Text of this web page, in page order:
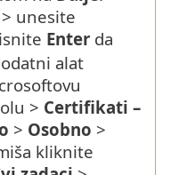
> unesite
Enter da
alat
> Certifikati –
> Osobno >
kliknite